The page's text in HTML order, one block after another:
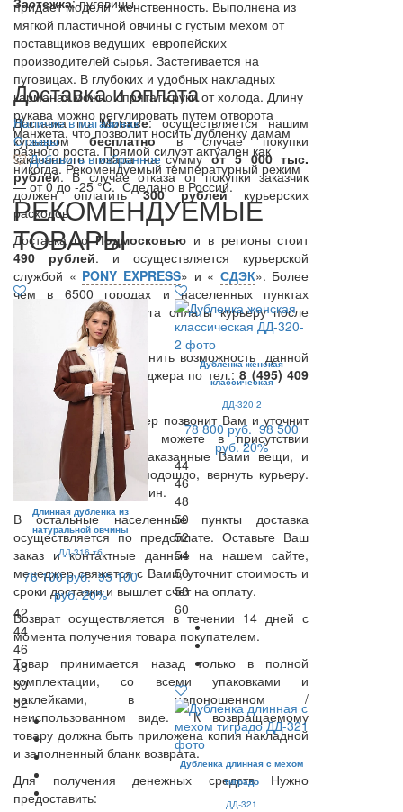
придает модели женственность. Выполнена из
мягкой пластичной овчины с густым мехом от
поставщиков ведущих европейских
производителей сырья. Застегивается на
пуговицах. В глубоких и удобных накладных
карманах можно спрятать руки от холода. Длину
рукава можно регулировать путем отворота
манжета, что позволит носить дубленку дамам
разного роста. Прямой силуэт актуален как
никогда. Рекомендуемый температурный режим
— от 0 до -25 °C. Сделано в России.
Доставка и оплата
Доставка поМоскве: осуществляется нашим
курьеромбесплатнов случае покупки
заказанного товара на суммуот 5 000 тыс.
рублей. В случае отказа от покупки заказчик
должен оплатить300рублей курьерских
расходов.
Доставка поПодмосковью и в регионы стоит
490 рублей. и осуществляется курьерской
службой « PONY EXPRESS» и « СДЭК». Более
чем в 6500 городах и населенных пунктах
предоставляется услуга оплаты курьеру после
Вы также можете уточнить возможность данной
услуги у нашего менеджера по тел.:8 (495) 409
В день доставки Курьер позвонит Вам и уточнит
время доставки. Вы можете в присутствии
Курьера примерить заказанные Вами вещи, и
если что-то Вам не подошло, вернуть курьеру.
Время примерки -15 мин.
В остальные населенные пункты доставка
осуществляется по предоплате. Оставьте Ваш
заказ и контактные данные на нашем сайте,
менеджер свяжется с Вами, уточнит стоимость и
сроки доставки и вышлет счет на оплату.
Возврат осуществляется в течении 14 дней с
момента получения товара покупателем.
Товар принимается назад только в полной
комплектации, со всеми упаковками и
наклейками, в непоношенном /
неиспользованном виде. К возвращаемому
товару должна быть приложена копия накладной
и заполненный бланк возврата.
Для получения денежных средств Нужно
предоставить:
Наличие в магазинах
Отзывы
Добавить в избранное
РЕКОМЕНДУЕМЫЕ
ТОВАРЫ
Длинная дубленка из
натуральной овчины
ДД-316 тб
76 100 руб. 95 100
руб. 20%
42
44
46
48
50
52
Дубленка женская
классическая
ДД-320 2
78 800 руб. 98 500
руб. 20%
44
46
48
50
52
54
56
58
60
Дубленка длинная с мехом
тиградо
ДД-321